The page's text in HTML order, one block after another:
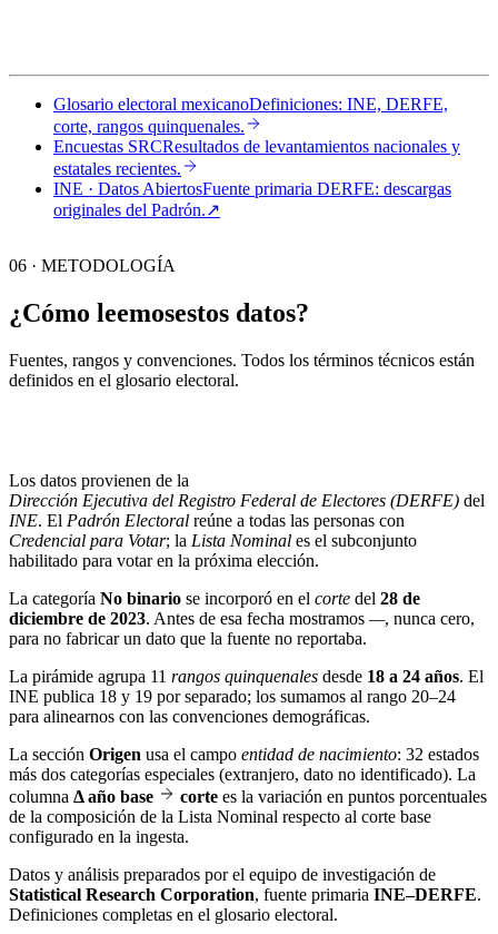
Glosario electoral mexicanoDefiniciones: INE, DERFE,
corte, rangos quinquenales.
Encuestas SRCResultados de levantamientos nacionales y
estatales recientes.
INE · Datos AbiertosFuente primaria DERFE: descargas
originales del Padrón.↗︎
06 · METODOLOGÍA
¿Cómo leemosestos datos?
Fuentes, rangos y convenciones. Todos los términos técnicos están
definidos en el glosario electoral.
Los datos provienen de la
Dirección Ejecutiva del Registro Federal de Electores (DERFE) del
INE. El Padrón Electoral reúne a todas las personas con
Credencial para Votar; la Lista Nominal es el subconjunto
habilitado para votar en la próxima elección.
La categoría No binario se incorporó en el corte del 28 de
diciembre de 2023. Antes de esa fecha mostramos —, nunca cero,
para no fabricar un dato que la fuente no reportaba.
La pirámide agrupa 11 rangos quinquenales desde 18 a 24 años. El
INE publica 18 y 19 por separado; los sumamos al rango 20–24
para alinearnos con las convenciones demográficas.
La sección Origen usa el campo entidad de nacimiento: 32 estados
más dos categorías especiales (extranjero, dato no identificado). La
columna Δ año base corte es la variación en puntos porcentuales
de la composición de la Lista Nominal respecto al corte base
configurado en la ingesta.
Datos y análisis preparados por el equipo de investigación de
Statistical Research Corporation, fuente primaria INE–DERFE.
Definiciones completas en el glosario electoral.